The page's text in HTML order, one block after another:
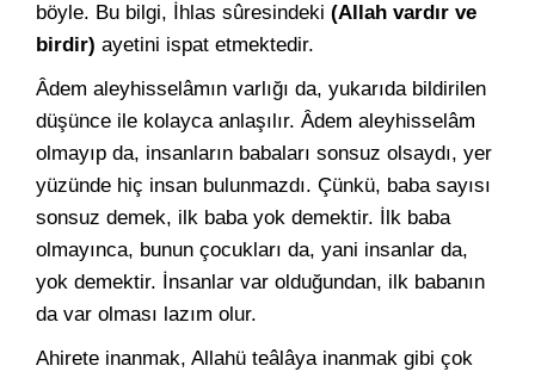
böyle. Bu bilgi, İhlas sûresindeki (Allah vardır ve
birdir) ayetini ispat etmektedir.
Âdem aleyhisselâmın varlığı da, yukarıda bildirilen
düşünce ile kolayca anlaşılır. Âdem aleyhisselâm
olmayıp da, insanların babaları sonsuz olsaydı, yer
yüzünde hiç insan bulunmazdı. Çünkü, baba sayısı
sonsuz demek, ilk baba yok demektir. İlk baba
olmayınca, bunun çocukları da, yani insanlar da,
yok demektir. İnsanlar var olduğundan, ilk babanın
da var olması lazım olur.
Ahirete inanmak, Allahü teâlâya inanmak gibi çok